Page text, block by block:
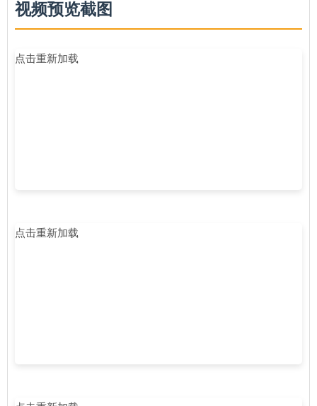
视频预览截图
点击重新加载
点击重新加载